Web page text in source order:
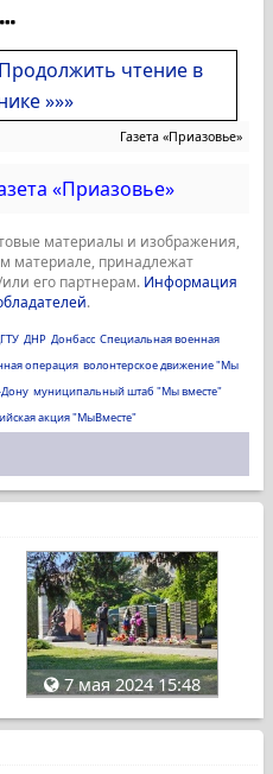
Продолжить чтение в
»»»
Газета «Приазовье»
«Приазовье»
материалы и изображения,
материале, принадлежат
его партнерам. Информация
.
ДНР Донбасс Специальная военная
операция волонтерское движение "Мы
Дону муниципальный штаб "Мы вместе"
акция "МыВместе"
7 мая 2024 15:48